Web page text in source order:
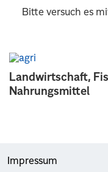
Landwirtschaft,
Nahrungsmittel
Bitte versuch es
Impressum